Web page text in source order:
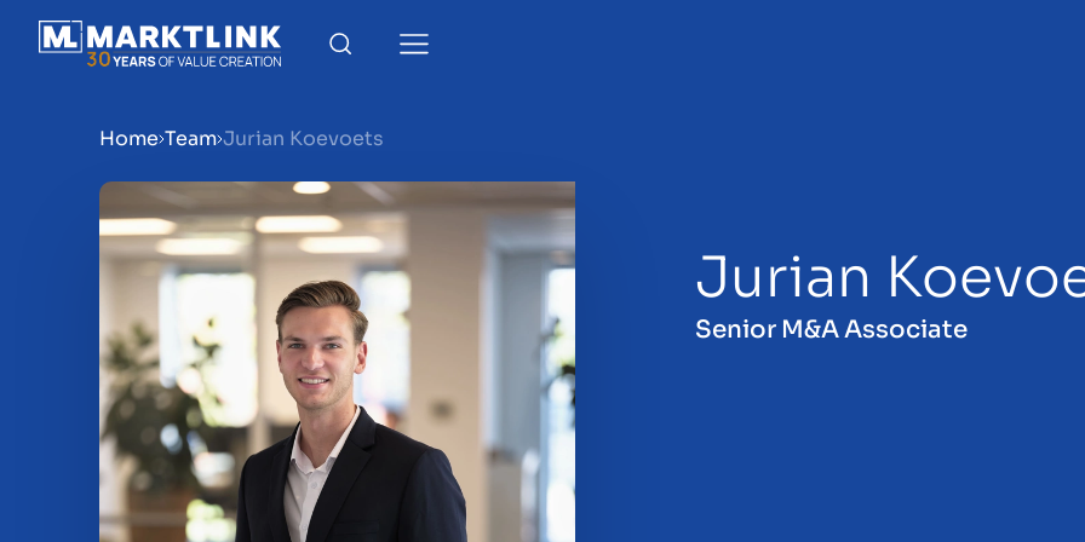
Menu
Prepara la tua azienda per la vendita
Approfondimenti
Home Team Jurian Koevoets
Jurian
Senior M&A Associate